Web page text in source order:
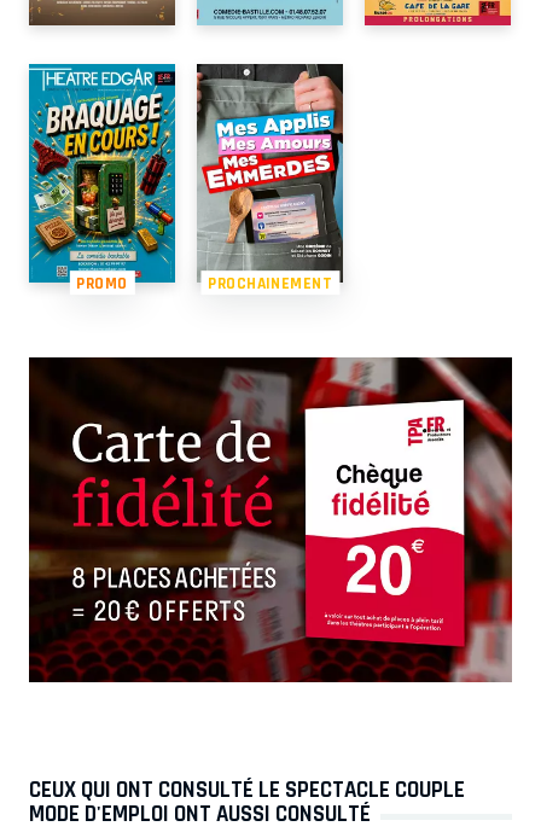
PROMO PROCHAINEMENT
CEUX QUI ONT CONSULTÉ LE SPECTACLE COUPLE
MODE D'EMPLOI ONT AUSSI CONSULTÉ